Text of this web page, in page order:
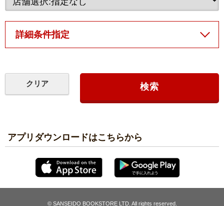
詳細条件指定
アプリダウンロードはこちらから
© SANSEIDO BOOKSTORE LTD. All rights reserved.